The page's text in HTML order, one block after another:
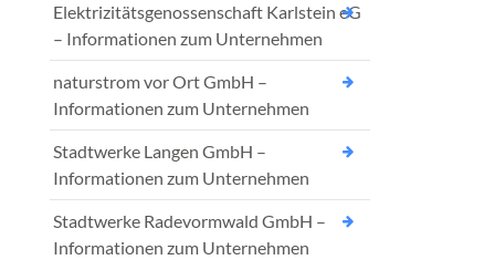
Elektrizitätsgenossenschaft Karlstein eG
– Informationen zum Unternehmen
naturstrom vor Ort GmbH –
Informationen zum Unternehmen
Stadtwerke Langen GmbH –
Informationen zum Unternehmen
Stadtwerke Radevormwald GmbH –
Informationen zum Unternehmen